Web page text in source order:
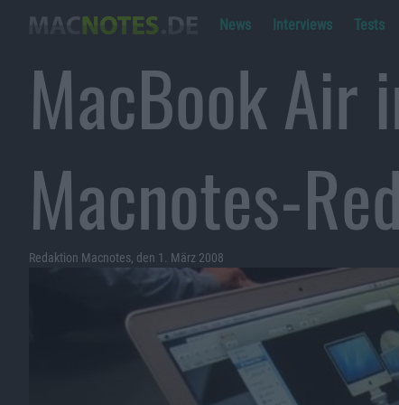
News Interviews Tests
MacBook Air
Macnotes-
Redaktion Macnotes, den 1. März 2008